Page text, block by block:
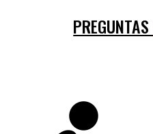
PREGUNTAS